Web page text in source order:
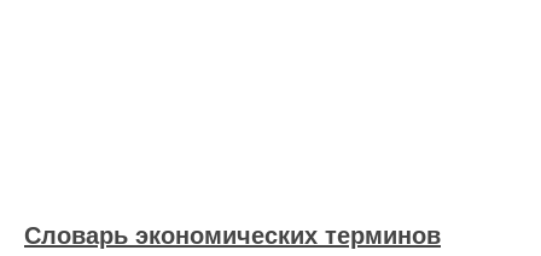
Словарь экономических терминов